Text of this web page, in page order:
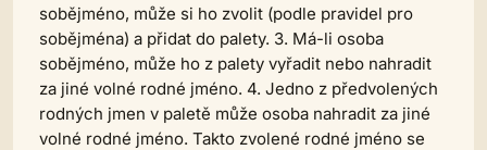
sobějméno, může si ho zvolit (podle pravidel pro
sobějména) a přidat do palety. 3. Má-li osoba
sobějméno, může ho z palety vyřadit nebo nahradit
za jiné volné rodné jméno. 4. Jedno z předvolených
rodných jmen v paletě může osoba nahradit za jiné
volné rodné jméno. Takto zvolené rodné jméno se